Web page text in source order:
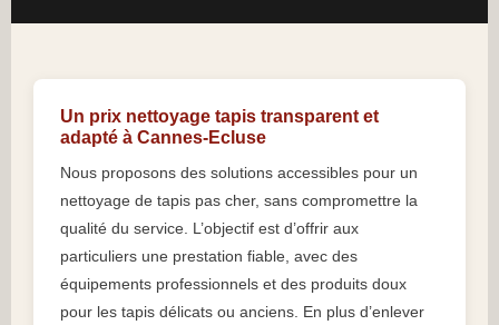
Un prix nettoyage tapis transparent et
adapté à Cannes-Ecluse
Nous proposons des solutions accessibles pour un
nettoyage de tapis pas cher, sans compromettre la
qualité du service. L’objectif est d’offrir aux
particuliers une prestation fiable, avec des
équipements professionnels et des produits doux
pour les tapis délicats ou anciens. En plus d’enlever